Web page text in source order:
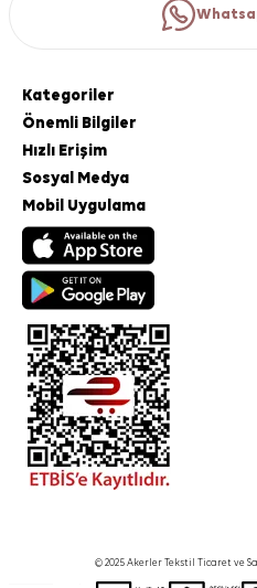
Kategoriler
Önemli Bilgiler
Hızlı Erişim
Sosyal Medya
Mobil Uygulama
© 2025 Akerler Tekstil Ticaret ve